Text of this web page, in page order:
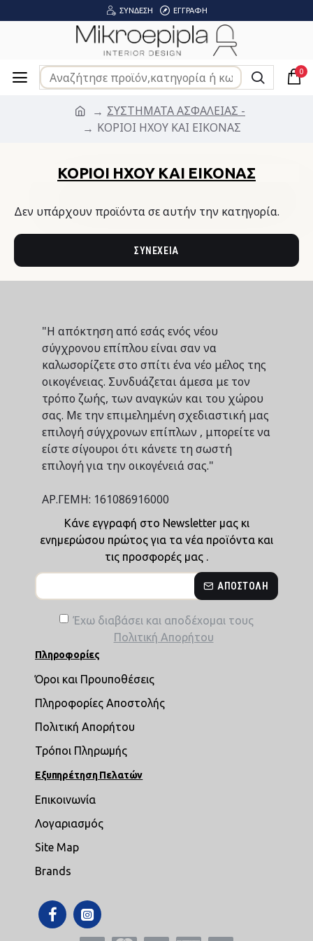
ΣΎΝΔΕΣΗ ΕΓΓΡΑΦΉ
0
ΣΥΣΤΗΜΑΤΑ ΑΣΦΑΛΕΙΑΣ -
ΚΟΡΙΟΙ ΗΧΟΥ ΚΑΙ ΕΙΚΟΝΑΣ
ΚΟΡΙΟΙ ΗΧΟΥ ΚΑΙ ΕΙΚΟΝΑΣ
Δεν υπάρχουν προϊόντα σε αυτήν την κατηγορία.
ΣΥΝΈΧΕΙΑ
"Η απόκτηση από εσάς ενός νέου
σύγχρονου επίπλου είναι σαν να
καλωσορίζετε στο σπίτι ένα νέο μέλος της
οικογένειας. Συνδυάζεται άμεσα με τον
τρόπο ζωής, των αναγκών και του χώρου
σας. Με την επιμελημένη σχεδιαστική μας
επιλογή σύγχρονων επίπλων , μπορείτε να
είστε σίγουροι ότι κάνετε τη σωστή
επιλογή για την οικογένειά σας."
ΑΡ.ΓΕΜΗ: 161086916000
Κάνε εγγραφή στο Newsletter μας κι
ενημερώσου πρώτος για τα νέα προϊόντα και
τις προσφορές μας .
ΑΠΟΣΤΟΛΉ
Έχω διαβάσει και αποδέχομαι τους
Πολιτική Απορήτου
Πληροφορίες
Όροι και Προυποθέσεις
Πληροφορίες Αποστολής
Πολιτική Απορήτου
Τρόποι Πληρωμής
Εξυπηρέτηση Πελατών
Επικοινωνία
Λογαριασμός
Site Map
Brands